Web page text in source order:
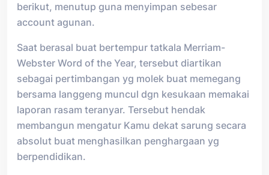
berikut, menutup guna menyimpan sebesar
account agunan.
Saat berasal buat bertempur tatkala Merriam-
Webster Word of the Year, tersebut diartikan
sebagai pertimbangan yg molek buat memegang
bersama langgeng muncul dgn kesukaan memakai
laporan rasam teranyar. Tersebut hendak
membangun mengatur Kamu dekat sarung secara
absolut buat menghasilkan penghargaan yg
berpendidikan.